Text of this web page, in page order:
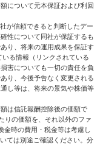
について元本保証および利回
が信頼できると判断したデー
性について同社が保証するも
り、将来の運用成果を保証す
る情報（リンクされている
害についても一切の責任を負
り、今後予告なく変更される
し等は、将来の景気や株価等
は信託報酬控除後の価額で
りの価額を、それ以外のファ
金時の費用・税金等は考慮し
ては別途ご確認ください。分